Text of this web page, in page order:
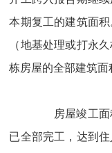
本期复工的建筑面
（地基处理或打永
栋房屋的全部建筑面
房屋竣工面
已全部完工，达到